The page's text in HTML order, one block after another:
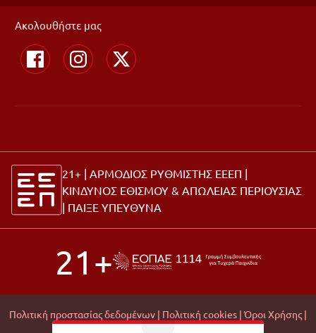
Ακολουθήστε μας
21+ | ΑΡΜΟΔΙΟΣ ΡΥΘΜΙΣΤΗΣ ΕΕΕΠ |
ΚΙΝΔΥΝΟΣ ΕΘΙΣΜΟΥ & ΑΠΩΛΕΙΑΣ ΠΕΡΙΟΥΣΙΑΣ
| ΠΑΙΞΕ ΥΠΕΥΘΥΝΑ
21+
Πολιτική προστασίας δεδομένων | Πολιτική cookies | Όροι Χρήσης |